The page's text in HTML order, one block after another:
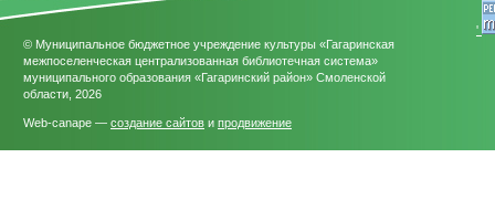
© Муниципальное бюджетное учреждение культуры «Гагаринская
межпоселенческая централизованная библиотечная система»
муниципального образования «Гагаринский район» Смоленской
области, 2026
Web-canape — создание сайтов и продвижение
'